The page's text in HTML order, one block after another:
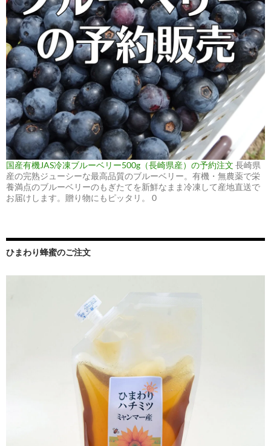
国産有機JAS冷凍ブルーベリー500g（長崎県産）の予約注文 長崎県
産の完熟ジューシーな最高品質のブルーベリー。有機・無農薬で栄
養満点のブルーベリーのもぎたてを新鮮なまま冷凍して産地直送で
お届けします。贈り物にもピッタリ。 0
ひまわり蜂蜜のご注文